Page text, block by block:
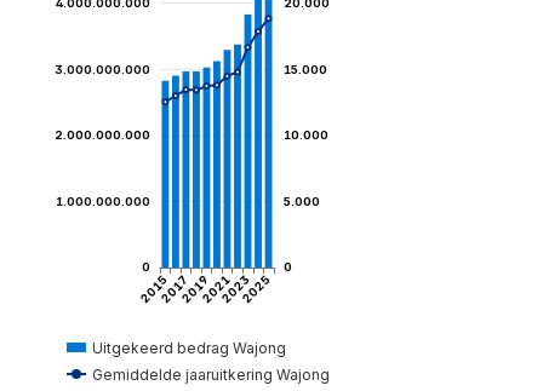
0
1.000.000.000
2.000.000.000
3.000.000.000
4.000.000.000
0
5.000
10.000
15.000
20.000
201520172019202120232025
Uitgekeerd bedrag Wajong
Gemiddelde jaaruitkering Wajong